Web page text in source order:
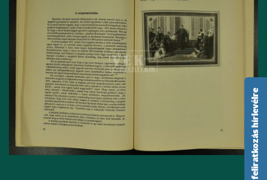
feliratkozás hírlevélre